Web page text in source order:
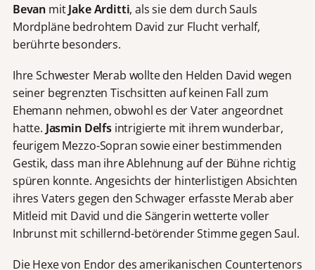
Bevan mitJake Arditti, als sie dem durch Sauls
Mordpläne bedrohtem David zur Flucht verhalf,
berührte besonders.
Ihre Schwester Merab wollte den Helden David wegen
seiner begrenzten Tischsitten auf keinen Fall zum
Ehemann nehmen, obwohl es der Vater angeordnet
hatte. Jasmin Delfsintrigierte mit ihrem wunderbar,
feurigem Mezzo-Sopran sowie einer bestimmenden
Gestik, dass man ihre Ablehnung auf der Bühne richtig
spüren konnte. Angesichts der hinterlistigen Absichten
ihres Vaters gegen den Schwager erfasste Merab aber
Mitleid mit David und die Sängerin wetterte voller
Inbrunst mit schillernd-betörender Stimme gegen Saul.
Die Hexe von Endor des amerikanischen Countertenors